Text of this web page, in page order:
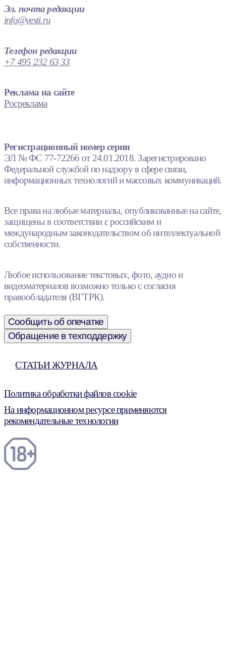
Эл. почта редакции
info@vesti.ru
Телефон редакции
+7 495 232 63 33
Реклама на сайте
Росреклама
Регистрационный номер серии
ЭЛ № ФС 77-72266 от 24.01.2018. Зарегистрировано
Федеральной службой по надзору в сфере связи,
информационных технологий и массовых коммуникаций.
Все права на любые материалы, опубликованные на сайте,
защищены в соответствии с российским и
международным законодательством об интеллектуальной
собственности.
Любое использование текстовых, фото, аудио и
видеоматериалов возможно только с согласия
правообладателя (ВГТРК).
Сообщить об опечатке
Обращение в техподдержку
СТАТЬИ ЖУРНАЛА
Политика обработки файлов cookie
На информационном ресурсе применяются
рекомендательные технологии